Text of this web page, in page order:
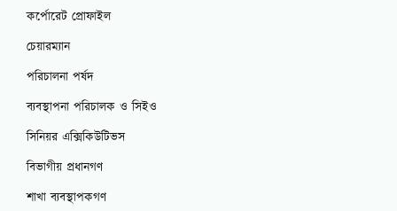
কর্পোরেট প্রোফাইল
চেয়ারম্যান
পরিচালনা পর্ষদ
ব্যবস্থাপনা পরিচালক ও সিইও
সিনিয়র এক্সিকিউটিভস
বিভাগীয় প্রধানগণ
শাখা ব্যবস্থাপকগণ